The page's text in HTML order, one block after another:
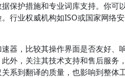
保护措施和专业词库支持。你可
行业权威机构如ISO或国家网络
器，比较其操作界面是否友好、
外，关注其技术支持和售后服务
系到翻译的质量，也影响到整体